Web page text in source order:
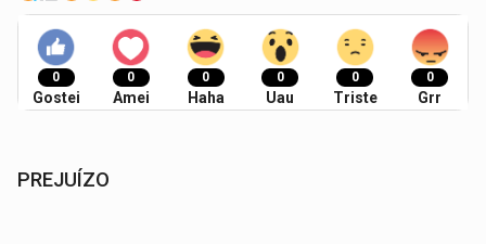
0
Gostei
0
Amei
0
Haha
0
Uau
0
Triste
0
Grr
PREJUÍZO